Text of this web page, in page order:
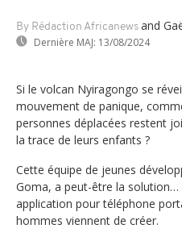
By Rédaction Africanews and
Dernière MAJ: 13/08/2024
Si le volcan Nyiragongo se
mouvement de panique,
personnes déplacées restent
la trace de leurs enfants ?
Cette équipe de jeunes
Goma, a peut-être la solution…
application pour téléphone
hommes viennent de créer.